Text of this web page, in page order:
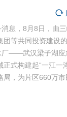
消息，8月8日，由
团等共同投资建设
厂——武汉梁子湖应
式构建起“一江一
局，为片区660万